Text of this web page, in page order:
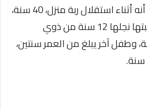
تبين من الفحص أنه أثناء استقلال ربة منزل، 40 سنة،
“توكتوك” وبصحبتها نجلها 12 سنة من ذوي
وطفل آخر يبلغ من العمر سنتين،